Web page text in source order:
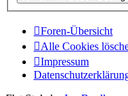
Foren-Übersicht
Alle Cookies
Impressum